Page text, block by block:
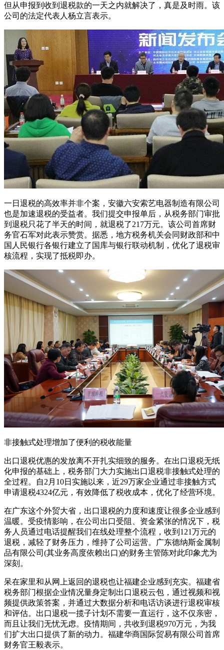
但从申报到收到退税款的一天之内就解决了，真是及时雨。该
公司的法定代表人杨立言表示。
一日退税的高效率并非个案，安徽六安索艺电器制造有限公司
也是加速退税的受益者。我们提交申报单后，从税务部门审批
到退税只花了半天的时间，就退税了217万元。该公司首席财
务官石军对此表示赞赏。据悉，地方税务机关会同财政部和中
国人民银行各银行建立了国库与银行联动机制，优化了退税审
核流程，实现了抵税即办。
非接触式处理增加了便利的税收能量
出口退税优惠的发放离不开扎实细致的服务。在出口退税无纸
化申报的基础上，税务部门大力实施出口退税非接触式处理的
全过程。自2月10日实施以来，近29万家企业通过非接触方式
申请退税4324亿元，有效降低了税收成本，优化了经营环境。
在广东这个外贸大省，出口退税的力度和速度让很多企业感到
温暖。受疫情影响，在公司出口受阻、资金紧张的情况下，税
务人员通过电话提醒我们在线处理整个流程，收到121万元的
退税，减轻了财务压力，维持了公司运营。广东德纳斯金属制
品有限公司(其业务高度依赖出口)的财务主管陈对此印象尤为
深刻。
呆在家里和从网上返回的退税也让福建企业感到充实。福建省
税务部门根据企业情况量身定制出口退税云包，通过视频和视
频提供政策答案，并通过大数据分析和电话访谈进行退税审核
和评估。出口退税一揽子计划不需要一直运行，这不仅亲密，
而且让我们无忧无虑。疫情期间，共收到退税970万元，为我
们扩大出口提供了新的动力。福建华商国际贸易有限公司首席
财务官王毅表示。